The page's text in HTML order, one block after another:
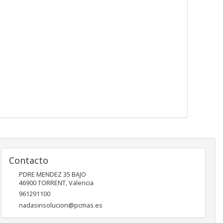
Contacto
PDRE MENDEZ 35 BAJO
46900TORRENT,Valencia
961291100
nadasinsolucion@pcmas.es